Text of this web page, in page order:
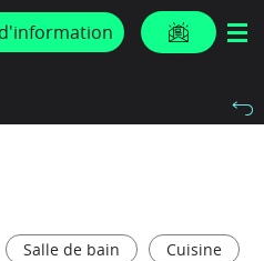
Salle de bain Cuisine